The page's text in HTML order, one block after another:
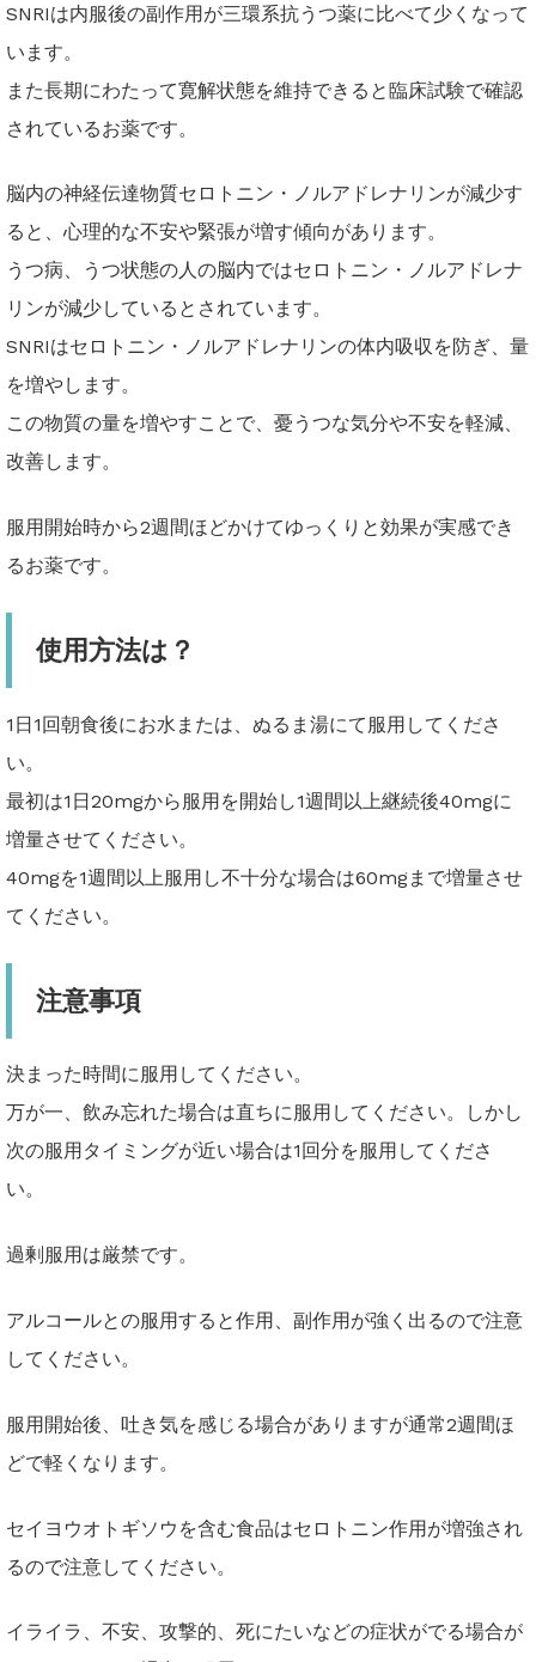
SNRIは内服後の副作用が三環系抗うつ薬に比べて少くなって
います。
また長期にわたって寛解状態を維持できると臨床試験で確認
されているお薬です。
脳内の神経伝達物質セロトニン・ノルアドレナリンが減少す
ると、心理的な不安や緊張が増す傾向があります。
うつ病、うつ状態の人の脳内ではセロトニン・ノルアドレナ
リンが減少しているとされています。
SNRIはセロトニン・ノルアドレナリンの体内吸収を防ぎ、量
を増やします。
この物質の量を増やすことで、憂うつな気分や不安を軽減、
改善します。
服用開始時から2週間ほどかけてゆっくりと効果が実感でき
るお薬です。
使用方法は？
1日1回朝食後にお水または、ぬるま湯にて服用してくださ
い。
最初は1日20mgから服用を開始し1週間以上継続後40mgに
増量させてください。
40mgを1週間以上服用し不十分な場合は60mgまで増量させ
てください。
注意事項
決まった時間に服用してください。
万が一、飲み忘れた場合は直ちに服用してください。しかし
次の服用タイミングが近い場合は1回分を服用してくださ
い。
過剰服用は厳禁です。
アルコールとの服用すると作用、副作用が強く出るので注意
してください。
服用開始後、吐き気を感じる場合がありますが通常2週間ほ
どで軽くなります。
セイヨウオトギソウを含む食品はセロトニン作用が増強され
るので注意してください。
イライラ、不安、攻撃的、死にたいなどの症状がでる場合が